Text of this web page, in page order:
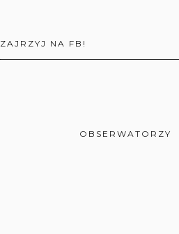
ZAJRZYJ NA FB!
OBSERWATORZY